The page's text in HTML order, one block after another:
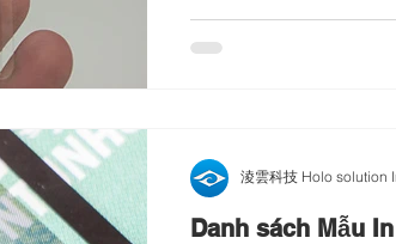
yếu trong đời sống hàng
các quan chức thiếu cẩn
Danh sách Mẫu
淩雲科技 Holo solution